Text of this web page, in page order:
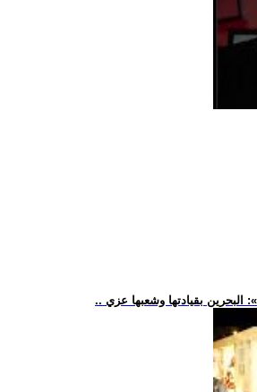
البحرين بقيادتها وشعبها عزي